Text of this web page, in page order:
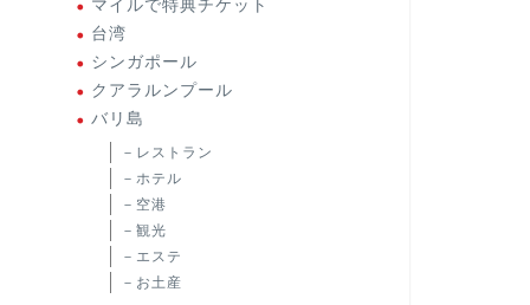
マイルで特典チケット
台湾
シンガポール
クアラルンプール
バリ島
－レストラン
－ホテル
－空港
－観光
－エステ
－お土産